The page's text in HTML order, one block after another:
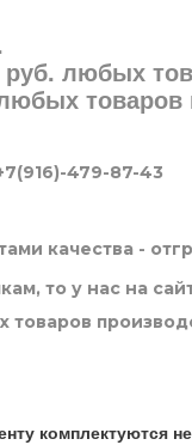
любых
479-87-43
качества -
то у нас на
товаров
комплектуются